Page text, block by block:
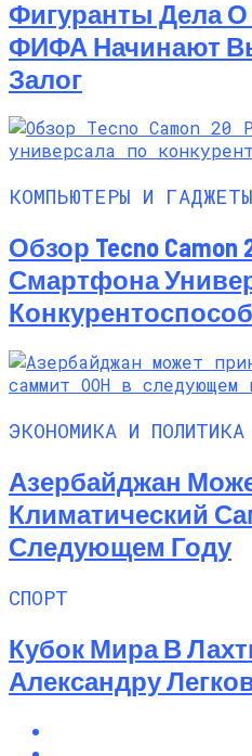
Фигуранты Дела
ФИФА Начинают
Залог
КОМПЬЮТЕРЫ И ГАДЖЕТЫ
Обзор Tecno Camon
Смартфона
ЭКОНОМИКА И ПОЛИТИКА
Азербайджан
Климатический
Следующем Году
СПОРТ
Кубок Мира В
Александру